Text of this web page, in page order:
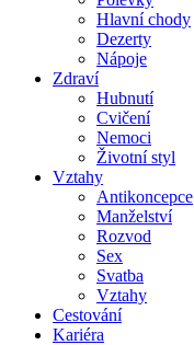
Hlavní chody
Dezerty
Nápoje
Zdraví
Hubnutí
Cvičení
Nemoci
Životní styl
Vztahy
Antikoncepce
Manželství
Rozvod
Sex
Svatba
Vztahy
Cestování
Kariéra